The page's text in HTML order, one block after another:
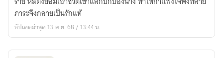
ถอน
หมั้น
ภาระจึงกลายเป็นรักแท้
อัปเดตล่าสุด 13 พ.ย. 68 / 13:44 น.